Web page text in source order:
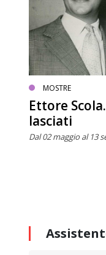
MOSTRE
Ettore
lasciati
Dal 02 maggio al 13